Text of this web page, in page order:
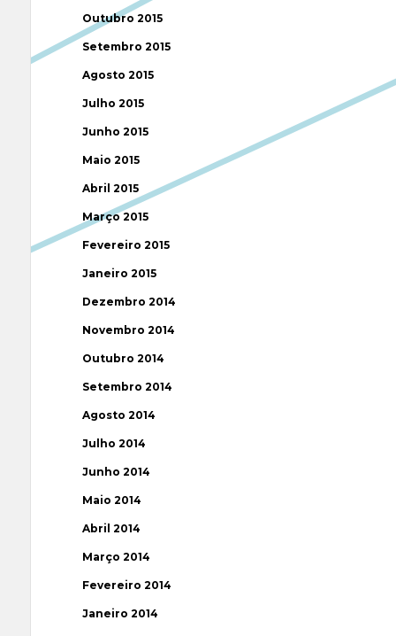
Outubro 2015
Setembro 2015
Agosto 2015
Julho 2015
Junho 2015
Maio 2015
Abril 2015
Março 2015
Fevereiro 2015
Janeiro 2015
Dezembro 2014
Novembro 2014
Outubro 2014
Setembro 2014
Agosto 2014
Julho 2014
Junho 2014
Maio 2014
Abril 2014
Março 2014
Fevereiro 2014
Janeiro 2014